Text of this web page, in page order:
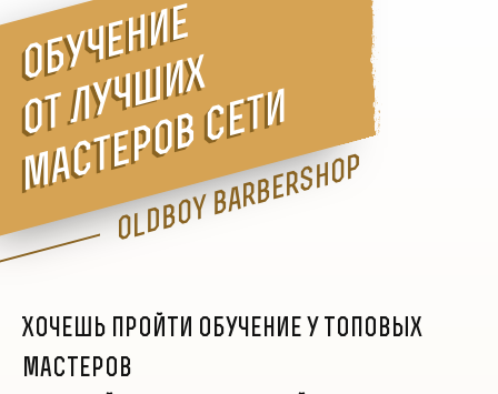
Обучение
о
т
л
у
ч
ш
и
х
м
а
с
т
е
р
о
в
с
е
т
и
Oldboy barbershop
Хочешь пройти обучение у топовых
мастеров